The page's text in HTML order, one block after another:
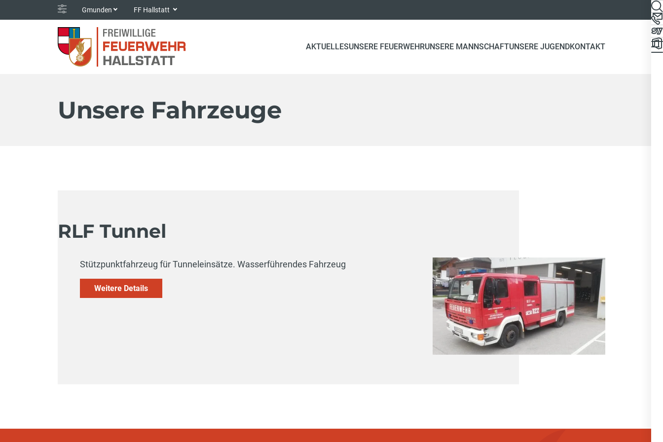
Gmunden FF Hallstatt
AKTUELLESUNSERE FEUERWEHRUNSERE MANNSCHAFTUNSERE JUGENDKONTAKT
Unsere Fahrzeuge
RLF Tunnel
Stützpunktfahrzeug für Tunneleinsätze. Wasserführendes Fahrzeug
Weitere Details